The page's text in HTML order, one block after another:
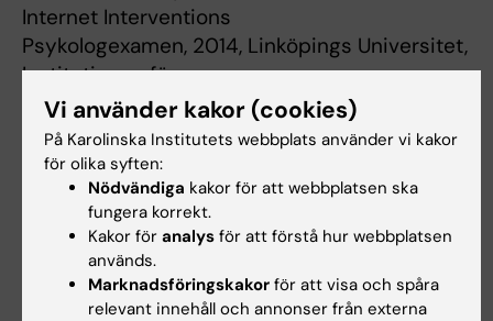
Internet Interventions
Psykologexamen, 2014, Linköpings Universitet,
Institutionen för
Beteendevetenskap och Lärande
Doktorsexamen, 2020, Karolinska Institutet,
Institutionen för Klinisk
Neurovetenskap.
Forskningsbeskrivning
Vi använder kakor (cookies)
På Karolinska Institutets webbplats använder vi kakor
för olika syften:
Nödvändiga kakor för att webbplatsen ska
fungera korrekt.
Kakor för analys för att förstå hur webbplatsen
används.
Marknadsföringskakor för att visa och spåra
relevant innehåll och annonser från externa